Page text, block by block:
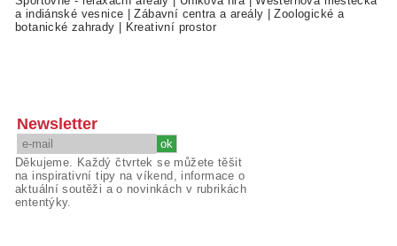
a indiánské vesnice |Zábavní centra a areály |Zoologické a
botanické zahrady
Kreativní prostor
Newsletter
Děkujeme. Každý čtvrtek se můžete těšit
na inspirativní tipy na víkend, informace o
aktuální soutěži a o novinkách v rubrikách
ententýky.